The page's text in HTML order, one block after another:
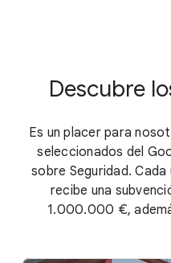
Descubre
Es un placer para
seleccionados del
sobre Seguridad.
recibe una
1.000.000 €,